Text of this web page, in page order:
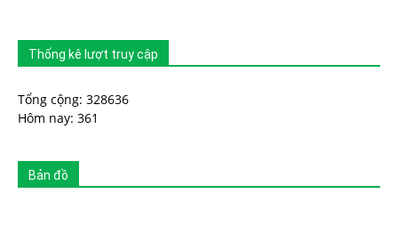
Thống kê lượt truy cập
Tổng cộng: 328636
Hôm nay: 361
Bản đồ